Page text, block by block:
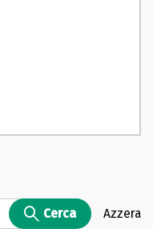
Cerca Azzera